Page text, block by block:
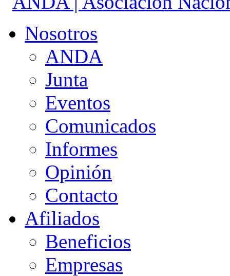
Nosotros
ANDA
Junta
Eventos
Comunicados
Informes
Opinión
Contacto
Afiliados
Beneficios
Empresas